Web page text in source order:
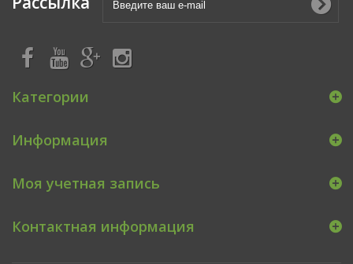
Категории
Информация
Моя учетная запись
Контактная информация